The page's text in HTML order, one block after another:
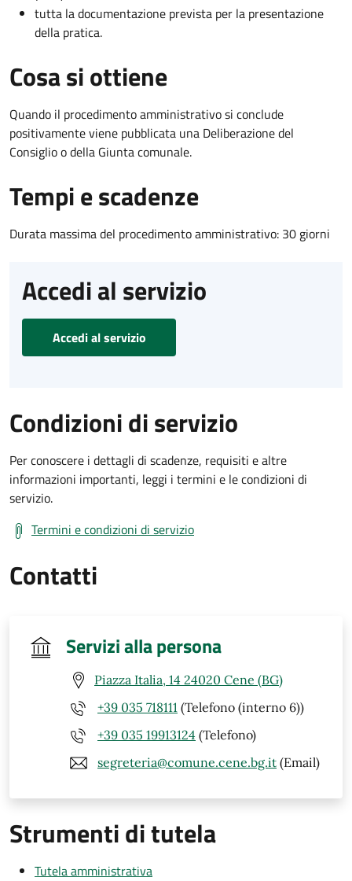
tutta la documentazione prevista per la presentazione
della pratica.
Cosa si ottiene
Quando il procedimento amministrativo si conclude
positivamente viene pubblicata una Deliberazione del
Consiglio o della Giunta comunale.
Tempi e scadenze
Durata massima del procedimento amministrativo: 30 giorni
Accedi al servizio
Accedi al servizio
Condizioni di servizio
Per conoscere i dettagli di scadenze, requisiti e altre
informazioni importanti, leggi i termini e le condizioni di
servizio.
Termini e condizioni di servizio
Contatti
Servizi alla persona
Piazza Italia, 14 24020 Cene (BG)
+39 035 718111 (Telefono (interno 6))
+39 035 19913124 (Telefono)
segreteria@comune.cene.bg.it (Email)
Strumenti di tutela
Tutela amministrativa